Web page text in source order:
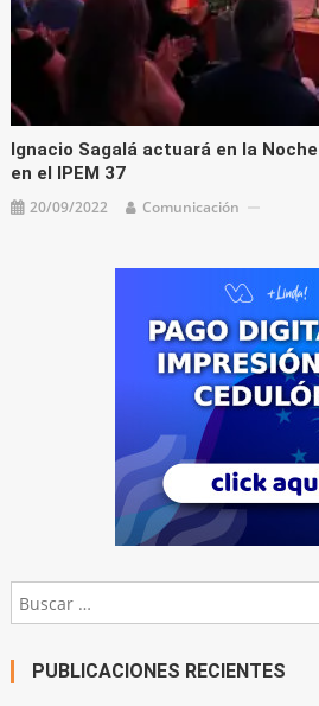
Ignacio Sagalá actuará en la
en el IPEM 37
20/09/2022 Comunicación
PUBLICACIONES RECIENTES